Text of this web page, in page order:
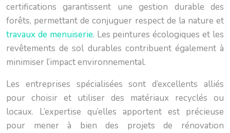
certifications garantissent une gestion durable des
forêts, permettant de conjuguer respect de la nature et
travaux de menuiserie. Les peintures écologiques et les
revêtements de sol durables contribuent également à
minimiser l’impact environnemental.
Les entreprises spécialisées sont d’excellents alliés
pour choisir et utiliser des matériaux recyclés ou
locaux. L’expertise qu’elles apportent est précieuse
pour mener à bien des projets de rénovation